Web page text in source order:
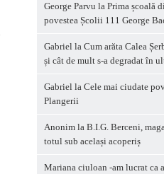
George Parvu la Prima școală
povestea Școlii 111 George
Gabriel la Cum arăta Calea
și cât de mult s-a degradat în
Gabriel la Cele mai ciudate
Plangerii
Anonim la B.I.G. Berceni,
totul sub același acoperiș
Mariana ciuloan -am lucrat ca